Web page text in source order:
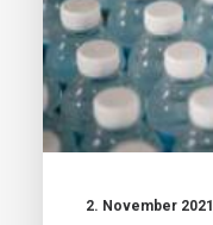
2. November 2021